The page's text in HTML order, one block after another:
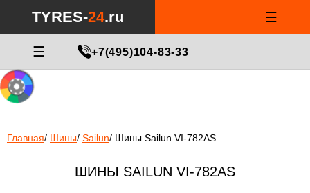
24.ru/html/catalog/controller/product/shinydiski.php
on line
TYRES-24.ru ☰
☰ +7(495)104-83-33
Главная/ Шины/ Sailun/ Шины Sailun VI-782AS
ШИНЫ SAILUN VI-782AS